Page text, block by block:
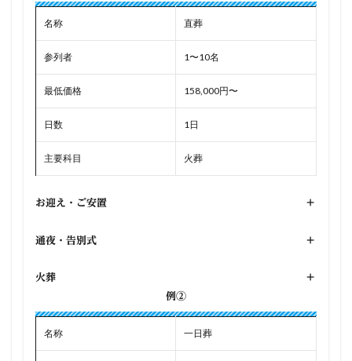
名称 直葬
参列者 1〜10名
最低価格 158,000円〜
日数 1日
主要科目 火葬
お迎え・ご安置 +
通夜・告別式 +
火葬
+
例②
名称 一日葬